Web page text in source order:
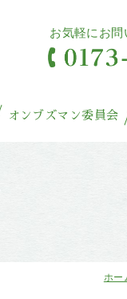
お気軽にお
オンブズマン委員会
ホー